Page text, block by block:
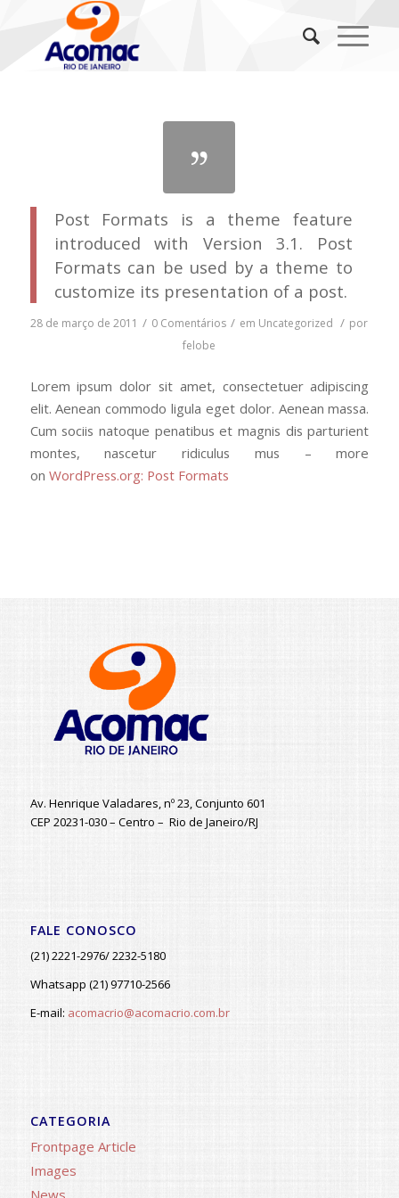
Post Formats is a theme feature
introduced with Version 3.1. Post
Formats can be used by a theme to
customize its presentation of a post.
28 de março de 2011 / 0 Comentários / em Uncategorized / por
felobe
Lorem ipsum dolor sit amet, consectetuer adipiscing
elit. Aenean commodo ligula eget dolor. Aenean massa.
Cum sociis natoque penatibus et magnis dis parturient
montes, nascetur ridiculus mus – more
on WordPress.org: Post Formats
Av. Henrique Valadares, nº 23, Conjunto 601
CEP 20231-030 – Centro – Rio de Janeiro/RJ
FALE CONOSCO
(21) 2221-2976/ 2232-5180
Whatsapp (21) 97710-2566
E-mail: acomacrio@acomacrio.com.br
CATEGORIA
Frontpage Article
Images